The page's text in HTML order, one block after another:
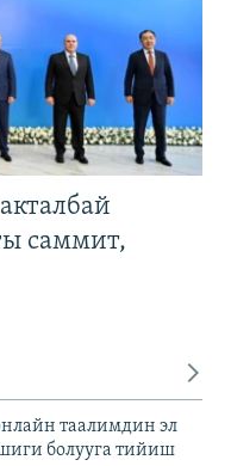
саммит,
таалимдин эл
болууга тийиш